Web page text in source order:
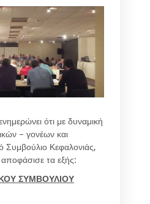
ότι με δυναμική
– γονέων και
Συμβούλιο Κεφαλονιάς,
αποφάσισε τα εξής:
ΣΥΜΒΟΥΛΙΟΥ